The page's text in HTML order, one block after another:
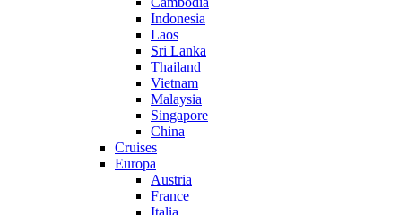
Indonesia
Laos
Sri Lanka
Thailand
Vietnam
Malaysia
Singapore
China
Cruises
Europa
Austria
France